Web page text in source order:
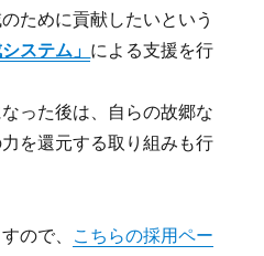
ために貢献したいという
ステム」 による支援を行
った後は、自らの故郷な
を還元する取り組みも行
ので、 こちらの採用ペー